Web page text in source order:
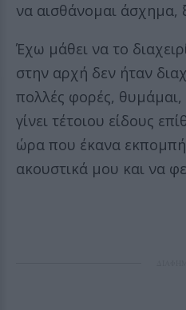
να αισθάνομαι άσχημα,
Έχω μάθει να το
στην αρχή δεν ήταν
πολλές φορές, θυμάμαι,
γίνει τέτοιου είδους
ώρα που έκανα
ακουστικά μου και να